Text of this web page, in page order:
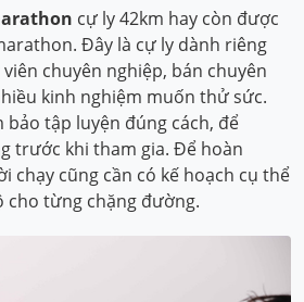
cự ly 42km hay còn được
Đây là cự ly dành riêng
chuyên nghiệp, bán chuyên
kinh nghiệm muốn thử sức.
bảo tập luyện đúng cách, để
trước khi tham gia. Để hoàn
chạy cũng cần có kế hoạch cụ thể
cho từng chặng đường.